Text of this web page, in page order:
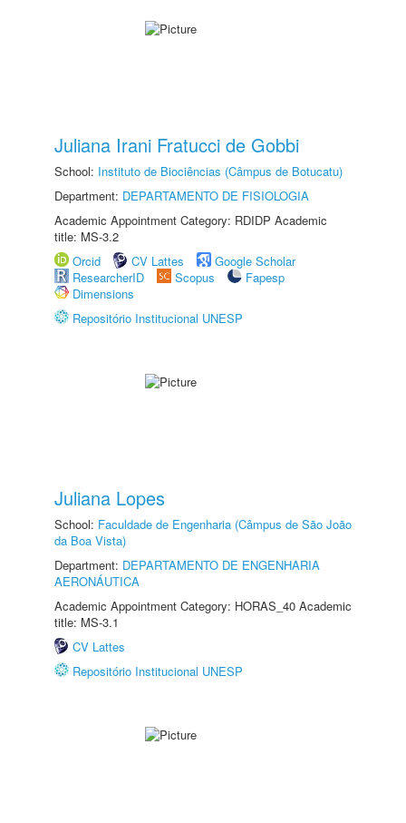
Juliana Irani Fratucci de Gobbi
School: Instituto de Biociências (Câmpus de Botucatu)
Department: DEPARTAMENTO DE FISIOLOGIA
Academic Appointment Category: RDIDP Academic
title: MS-3.2
Orcid
CV Lattes
Google Scholar
ResearcherID
Scopus
Fapesp
Dimensions
Repositório Institucional UNESP
Juliana Lopes
School: Faculdade de Engenharia (Câmpus de São João
da Boa Vista)
Department: DEPARTAMENTO DE ENGENHARIA
AERONÁUTICA
Academic Appointment Category: HORAS_40 Academic
title: MS-3.1
CV Lattes
Repositório Institucional UNESP